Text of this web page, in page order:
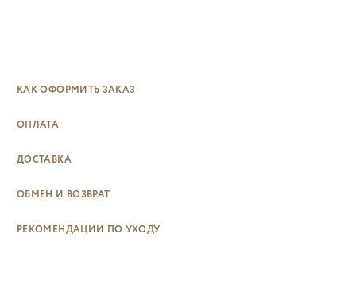
КАК ОФОРМИТЬ ЗАКАЗ
ОПЛАТА
ДОСТАВКА
ОБМЕН И ВОЗВРАТ
РЕКОМЕНДАЦИИ ПО УХОДУ